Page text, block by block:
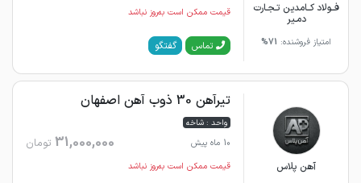
فــولاد کــامدین تـجـارت
دمـیر
امتیاز فروشنده: 71%
قیمت ممکن است به‌روز نباشد
تماس گفتگو
آهن پلاس
تیرآهن 30 ذوب آهن اصفهان
واحد : شاخه
10 ماه پیش
31,000,000 تومان
قیمت ممکن است به‌روز نباشد